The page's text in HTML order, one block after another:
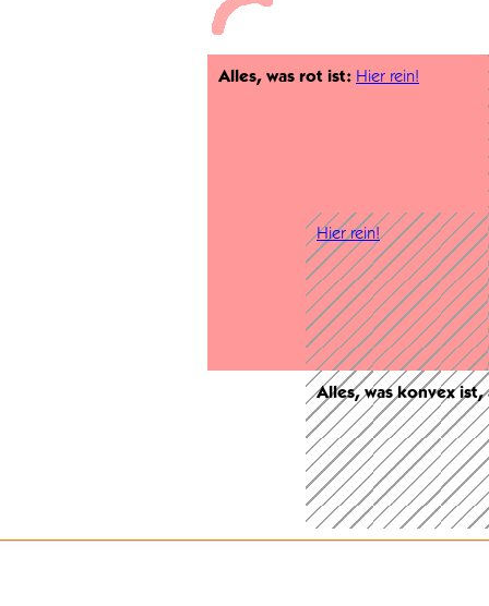
Alles, was rot ist: Hier rein!
Hier rein!
Alles, was konvex